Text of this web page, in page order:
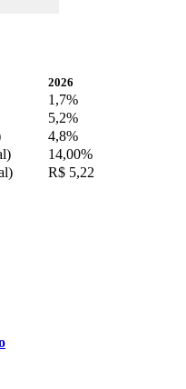
2026
1,7%
5,2%
4,8%
14,00%
R$ 5,22